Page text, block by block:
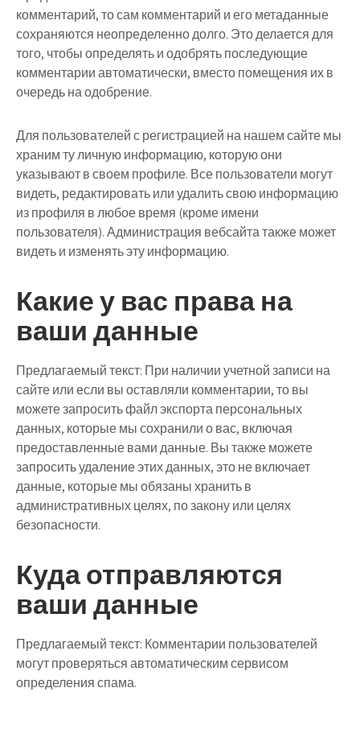
комментарий, то сам комментарий и его метаданные
сохраняются неопределенно долго. Это делается для
того, чтобы определять и одобрять последующие
комментарии автоматически, вместо помещения их в
очередь на одобрение.
Для пользователей с регистрацией на нашем сайте мы
храним ту личную информацию, которую они
указывают в своем профиле. Все пользователи могут
видеть, редактировать или удалить свою информацию
из профиля в любое время (кроме имени
пользователя). Администрация вебсайта также может
видеть и изменять эту информацию.
Какие у вас права на
ваши данные
Предлагаемый текст: При наличии учетной записи на
сайте или если вы оставляли комментарии, то вы
можете запросить файл экспорта персональных
данных, которые мы сохранили о вас, включая
предоставленные вами данные. Вы также можете
запросить удаление этих данных, это не включает
данные, которые мы обязаны хранить в
административных целях, по закону или целях
безопасности.
Куда отправляются
ваши данные
Предлагаемый текст: Комментарии пользователей
могут проверяться автоматическим сервисом
определения спама.